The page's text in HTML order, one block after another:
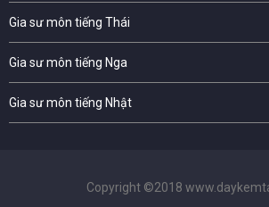
Gia sư môn tiếng Thái
Gia sư môn tiếng Nga
Gia sư môn tiếng Nhật
Copyright ©2018